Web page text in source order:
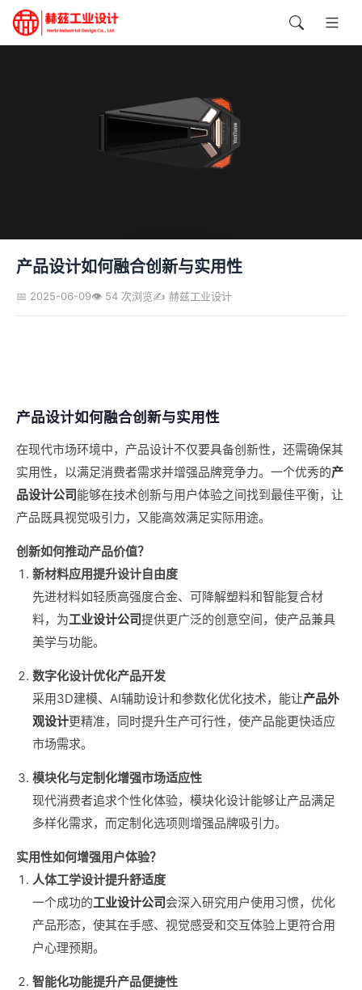
产品设计如何融合创新与实用性
📅 2025-06-09👁️ 54 次浏览✍️ 赫兹工业设计
产品设计如何融合创新与实用性
在现代市场环境中，产品设计不仅要具备创新性，还需确保其
实用性，以满足消费者需求并增强品牌竞争力。一个优秀的产
品设计公司能够在技术创新与用户体验之间找到最佳平衡，让
产品既具视觉吸引力，又能高效满足实际用途。
创新如何推动产品价值？
新材料应用提升设计自由度
先进材料如轻质高强度合金、可降解塑料和智能复合材
料，为工业设计公司提供更广泛的创意空间，使产品兼具
美学与功能。
数字化设计优化产品开发
采用3D建模、AI辅助设计和参数化优化技术，能让产品外
观设计更精准，同时提升生产可行性，使产品能更快适应
市场需求。
模块化与定制化增强市场适应性
现代消费者追求个性化体验，模块化设计能够让产品满足
多样化需求，而定制化选项则增强品牌吸引力。
实用性如何增强用户体验？
人体工学设计提升舒适度
一个成功的工业设计公司会深入研究用户使用习惯，优化
产品形态，使其在手感、视觉感受和交互体验上更符合用
户心理预期。
智能化功能提升产品便捷性